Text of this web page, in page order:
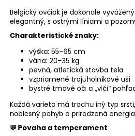
Belgický ovčiak je dokonale
elegantný, s ostrými líniami a
Charakteristické znaky:
výška: 55–65 cm
váha: 20–35 kg
pevná, atletická stavba tela
vzpriamené trojuholníkové uši
bystré tmavé oči a „vlčí“
Každá varieta má trochu iný typ
noblesný pohyb a prirodzená
💬 Povaha a temperament